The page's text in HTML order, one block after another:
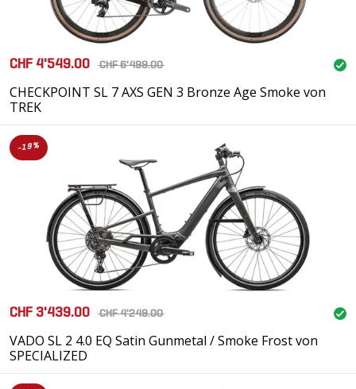
CHF 4'549.00 CHF 6'499.00
CHECKPOINT SL 7 AXS GEN 3 Bronze Age Smoke von
TREK
-19%
CHF 3'439.00 CHF 4'249.00
VADO SL 2 4.0 EQ Satin Gunmetal / Smoke Frost von
SPECIALIZED